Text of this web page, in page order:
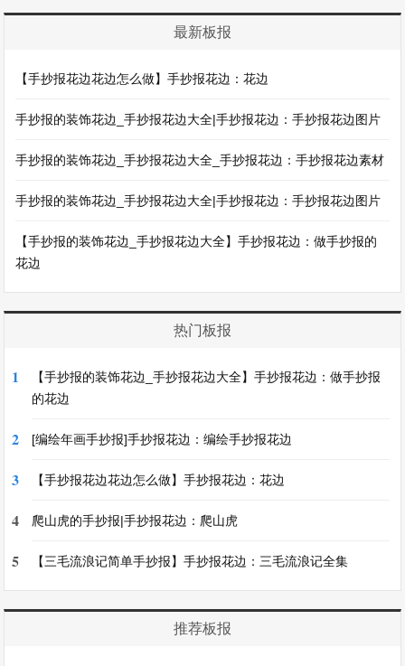
最新板报
【手抄报花边花边怎么做】手抄报花边：花边
手抄报的装饰花边_手抄报花边大全|手抄报花边：手抄报花边图片
手抄报的装饰花边_手抄报花边大全_手抄报花边：手抄报花边素材
手抄报的装饰花边_手抄报花边大全|手抄报花边：手抄报花边图片
【手抄报的装饰花边_手抄报花边大全】手抄报花边：做手抄报的
花边
热门板报
1
【手抄报的装饰花边_手抄报花边大全】手抄报花边：做手抄报
的花边
2 [编绘年画手抄报]手抄报花边：编绘手抄报花边
3 【手抄报花边花边怎么做】手抄报花边：花边
4 爬山虎的手抄报|手抄报花边：爬山虎
5 【三毛流浪记简单手抄报】手抄报花边：三毛流浪记全集
推荐板报